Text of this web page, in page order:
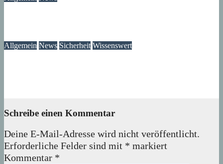
Allgemein News Sicherheit Wissenswert
Schreibe einen Kommentar
Deine E-Mail-Adresse wird nicht veröffentlicht.
Erforderliche Felder sind mit * markiert
Kommentar *